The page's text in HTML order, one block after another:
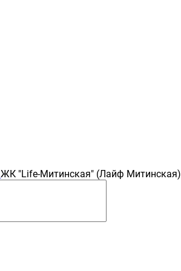
ЖК "Life-Митинская" (Лайф Митинская)